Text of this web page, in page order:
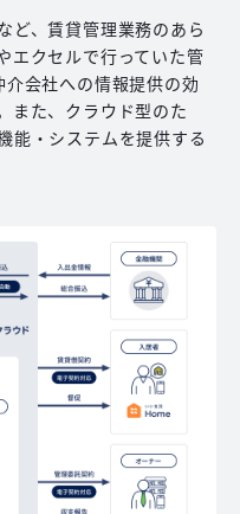
ど、賃貸管理業務のあら
エクセルで行っていた管
会社への情報提供の効
また、クラウド型のた
能・システムを提供する